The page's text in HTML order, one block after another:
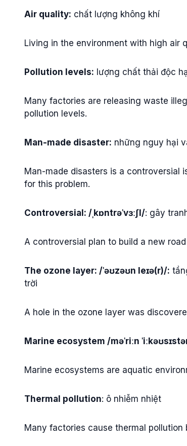
Air quality: chất lượng không khí
Living in the environment with high air
Pollution levels: lượng chất thải độc
Many factories are releasing waste
pollution levels.
Man-made disaster: những nguy hại
Man-made disasters is a controversial
for this problem.
Controversial: /ˌkɒntrəˈvɜːʃl/: gây
A controversial plan to build a new
The ozone layer: /ˈəʊzəʊn leɪə(r)/:
trời
A hole in the ozone layer was
Marine ecosystem /məˈriːn
Marine ecosystems are aquatic
Thermal pollution: ô nhiễm nhiệt
Many factories cause thermal